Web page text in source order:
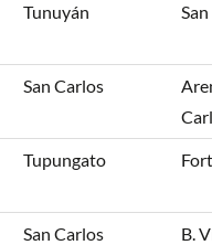
Tunuyán
San Carlos
Tupungato
San Carlos B.